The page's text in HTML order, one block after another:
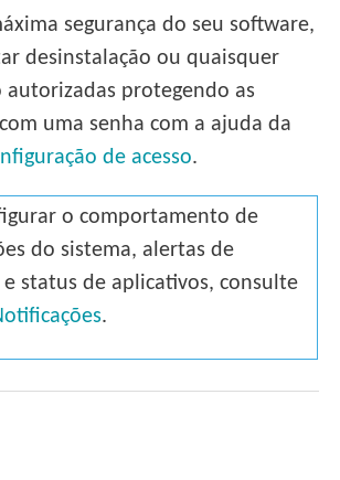
segurança do seu software,
desinstalação ou quaisquer
autorizadas protegendo as
uma senha com a ajuda da
de acesso.
o comportamento de
do sistema, alertas de
e status de aplicativos, consulte
.